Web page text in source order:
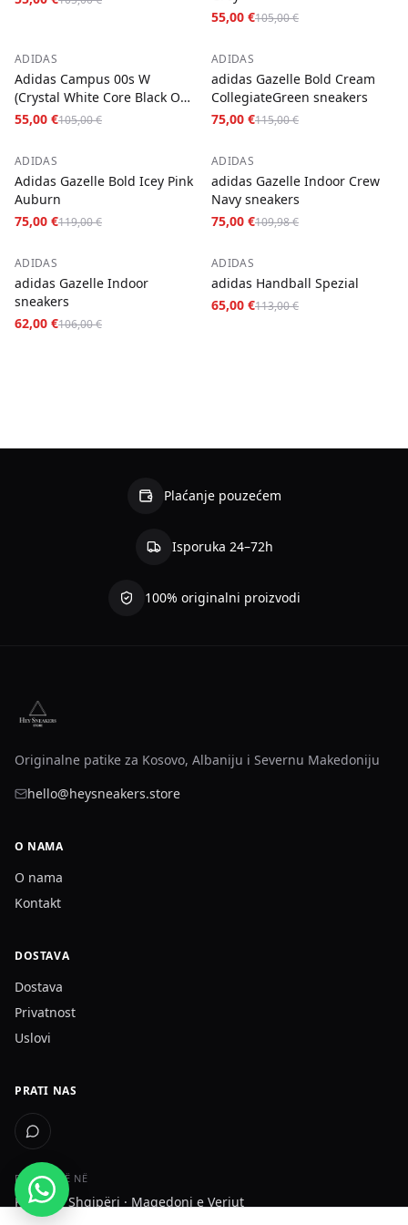
55,00 €105,00 €
−48%
ADIDAS
Adidas Campus 00s W
(Crystal White Core Black Off
White)
55,00 €105,00 €
−35%
ADIDAS
adidas Gazelle Bold Cream
CollegiateGreen sneakers
75,00 €115,00 €
−37%
ADIDAS
Adidas Gazelle Bold Icey Pink
Auburn
75,00 €119,00 €
−32%
ADIDAS
adidas Gazelle Indoor Crew
Navy sneakers
75,00 €109,98 €
−42%
ADIDAS
adidas Gazelle Indoor
sneakers
62,00 €106,00 €
−42%
ADIDAS
adidas Handball Spezial
65,00 €113,00 €
Plaćanje pouzećem
Isporuka 24–72h
100% originalni proizvodi
Originalne patike za Kosovo, Albaniju i Severnu Makedoniju
hello@heysneakers.store
O NAMA
O nama
Kontakt
DOSTAVA
Dostava
Privatnost
Uslovi
PRATI NAS
DËRGOJMË NË
Kosovë · Shqipëri · Maqedoni e Veriut